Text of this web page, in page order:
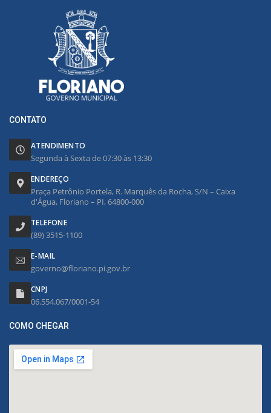
CONTATO
ATENDIMENTO
Segunda à Sexta de 07:30 às 13:30
ENDEREÇO
Praça Petrônio Portela, R. Marquês da Rocha, S/N – Caixa
d'Água, Floriano – PI, 64800-000
TELEFONE
(89) 3515-1100
E-MAIL
governo@floriano.pi.gov.br
CNPJ
06.554.067/0001-54
COMO CHEGAR